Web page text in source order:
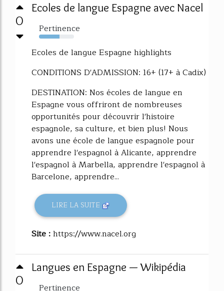
0
Ecoles de langue Espagne avec Nacel
Pertinence
58%
Ecoles de langue Espagne highlights
CONDITIONS D'ADMISSION: 16+ (17+ à Cadix)
DESTINATION: Nos écoles de langue en
Espagne vous offriront de nombreuses
opportunités pour découvrir l'histoire
espagnole, sa culture, et bien plus! Nous
avons une école de langue espagnole pour
apprendre l'espagnol à Alicante, apprendre
l'espagnol à Marbella, apprendre l'espagnol à
Barcelone, apprendre...
LIRE LA SUITE
Site :https://www.nacel.org
0
Langues en Espagne — Wikipédia
Pertinence